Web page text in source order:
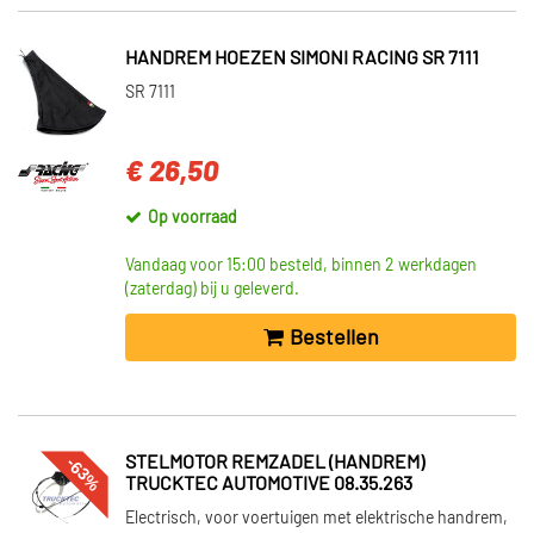
HANDREM HOEZEN SIMONI RACING SR 7111
SR 7111
€ 26,50
Op voorraad
Vandaag voor 15:00 besteld, binnen 2 werkdagen
(zaterdag) bij u geleverd.
Bestellen
-63%
STELMOTOR REMZADEL (HANDREM)
TRUCKTEC AUTOMOTIVE 08.35.263
Electrisch, voor voertuigen met elektrische handrem,